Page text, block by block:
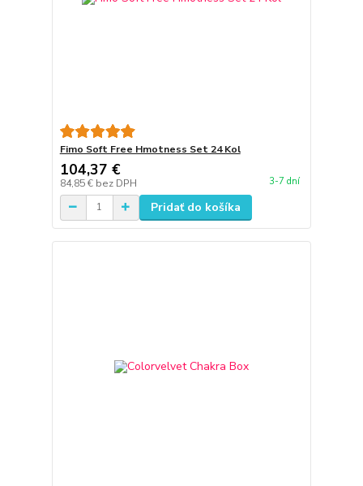
Fimo Soft Free Hmotness Set 24 Kol
104,37 €
84,85 € bez DPH 3-7 dní
Pridať do košíka